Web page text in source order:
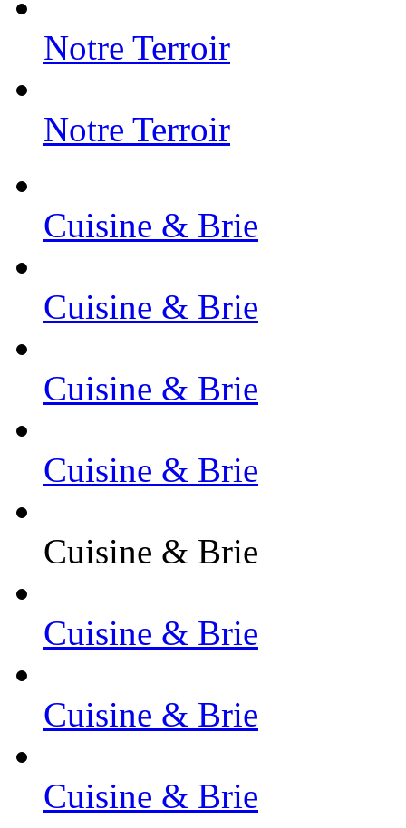
Notre Terroir
Notre Terroir
Cuisine & Brie
Cuisine & Brie
Cuisine & Brie
Cuisine & Brie
Cuisine & Brie
Cuisine & Brie
Cuisine & Brie
Cuisine & Brie